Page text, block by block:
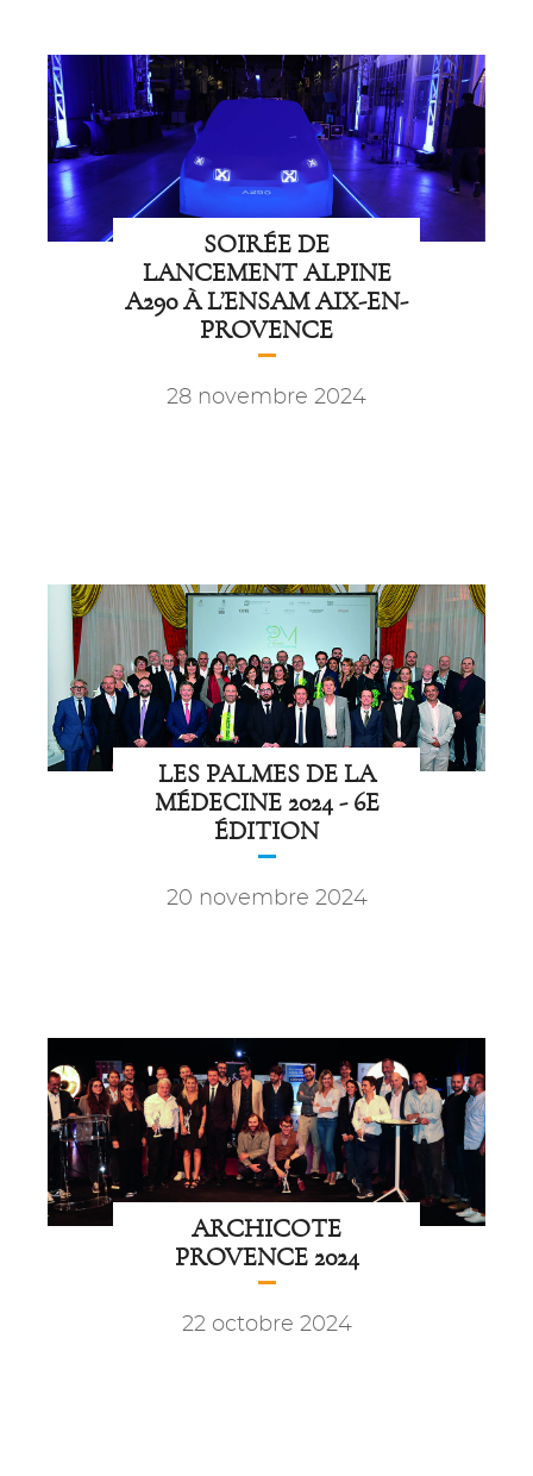
SOIRÉE DE
LANCEMENT ALPINE
A290 À L’ENSAM AIX-EN-
PROVENCE
28 novembre 2024
LES PALMES DE LA
MÉDECINE 2024 - 6E
ÉDITION
20 novembre 2024
ARCHICOTE
PROVENCE 2024
22 octobre 2024